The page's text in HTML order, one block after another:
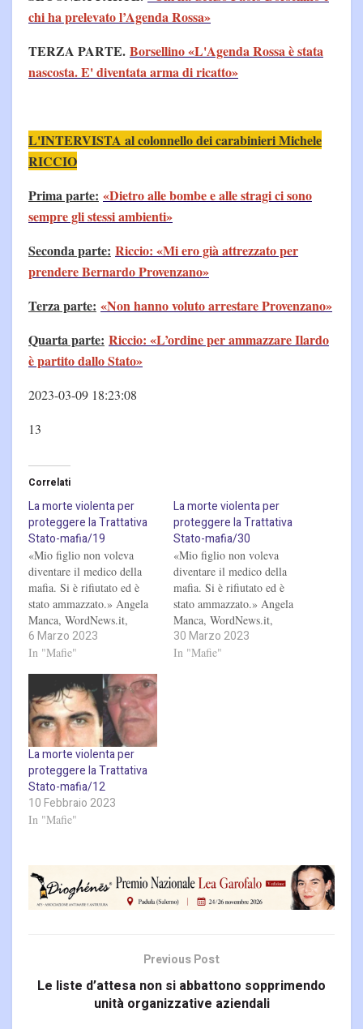
chi ha prelevato l’Agenda Rossa»
TERZA PARTE. Borsellino «L'Agenda Rossa è stata
nascosta. E' diventata arma di ricatto»
L'INTERVISTA al colonnello dei carabinieri Michele
RICCIO
Prima parte: «Dietro alle bombe e alle stragi ci sono
sempre gli stessi ambienti»
Seconda parte: Riccio: «Mi ero già attrezzato per
prendere Bernardo Provenzano»
Terza parte: «Non hanno voluto arrestare Provenzano»
Quarta parte: Riccio: «L’ordine per ammazzare Ilardo
è partito dallo Stato»
2023-03-09 18:23:08
13
Correlati
La morte violenta per
proteggere la Trattativa
Stato-mafia/19
«Mio figlio non voleva
diventare il medico della
mafia. Si è rifiutato ed è
stato ammazzato.» Angela
Manca, WordNews.it,
2022 (Per approfondimenti
CLICCA sul link a sinistra)
persona perbene perchè
aveva riconosciuto il boss
latitante di Cosa nostra. Lo
hanno fatto nella totale
impunità, grazie
alle coperture istituzionali.
Le stesse…
6 Marzo 2023
In "Mafie"
La morte violenta per
proteggere la Trattativa
Stato-mafia/30
«Mio figlio non voleva
diventare il medico della
mafia. Si è rifiutato ed è
stato ammazzato.» Angela
Manca, WordNews.it,
2022 (Per approfondimenti
CLICCA sul link a sinistra)
30 Marzo 2023
In "Mafie"
La morte violenta per
proteggere la Trattativa
Stato-mafia/12
10 Febbraio 2023
In "Mafie"
Previous Post
Le liste d’attesa non si abbattono sopprimendo
unità organizzative aziendali